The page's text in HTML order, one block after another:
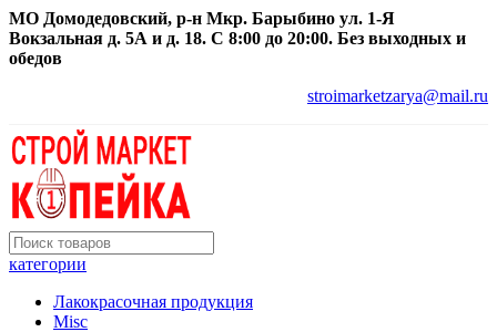
МО Домодедовский, р-н Мкр. Барыбино ул. 1-Я
Вокзальная д. 5А и д. 18. С 8:00 до 20:00. Без выходных и
обедов
stroimarketzarya@mail.ru
категории
Лакокрасочная продукция
Misc